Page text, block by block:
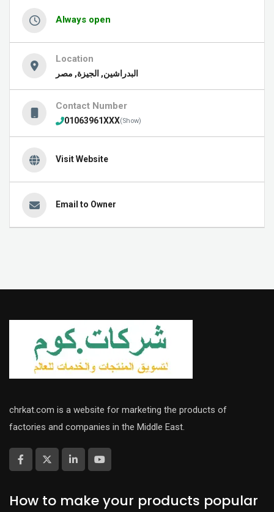
Always open
Location
البدراشين, الجيزة, مصر
Contact Number
01063961XXX(Show)
Visit Website
Email to Owner
chrkat.com is a website for marketing the products of
factories and companies in the Middle East.
How to make your products popular